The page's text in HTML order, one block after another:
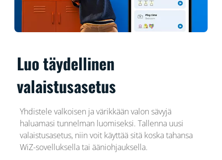
Luo täydellinen
valaistusasetus
Yhdistele valkoisen ja värikkään valon sävyjä
haluamasi tunnelman luomiseksi. Tallenna uusi
valaistusasetus, niin voit käyttää sitä koska tahansa
WiZ-sovelluksella tai ääniohjauksella.